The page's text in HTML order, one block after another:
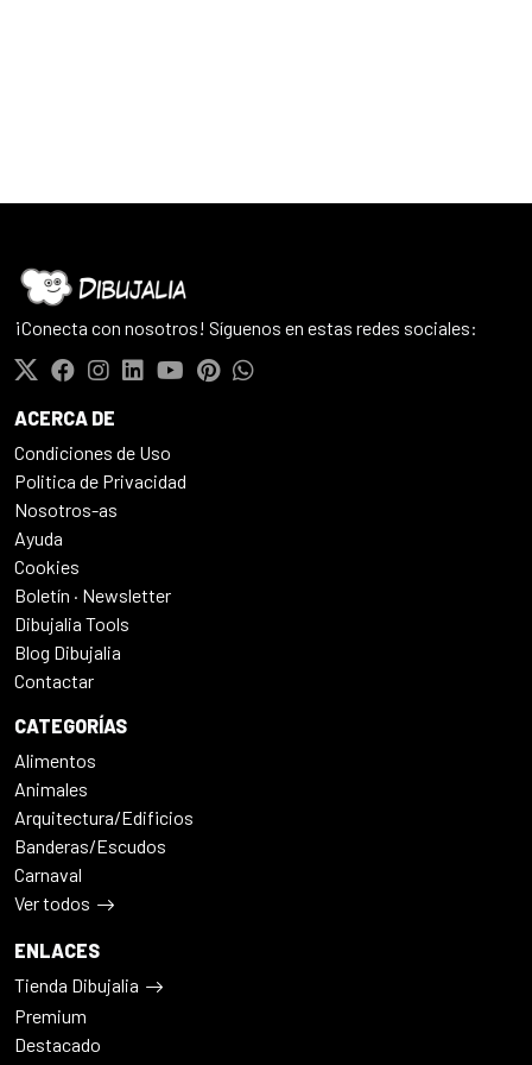
¡Conecta con nosotros! Síguenos en estas redes sociales:
ACERCA DE
Condiciones de Uso
Politica de Privacidad
Nosotros-as
Ayuda
Cookies
Boletín · Newsletter
Dibujalia Tools
Blog Dibujalia
Contactar
CATEGORÍAS
Alimentos
Animales
Arquitectura/Edificios
Banderas/Escudos
Carnaval
Ver todos
ENLACES
Tienda Dibujalia
Premium
Destacado